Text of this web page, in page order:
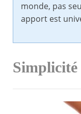
monde, pas
apport est